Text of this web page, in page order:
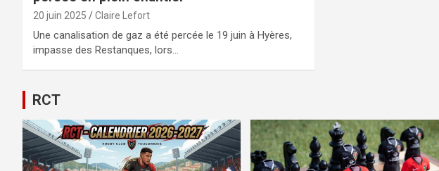
20 juin 2025 Claire Lefort
Une canalisation de gaz a été percée le 19 juin à Hyères,
impasse des Restanques, lors…
RCT